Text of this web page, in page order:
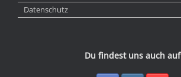
Datenschutz
Du findest uns auch auf